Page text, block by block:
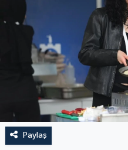
Paylaş